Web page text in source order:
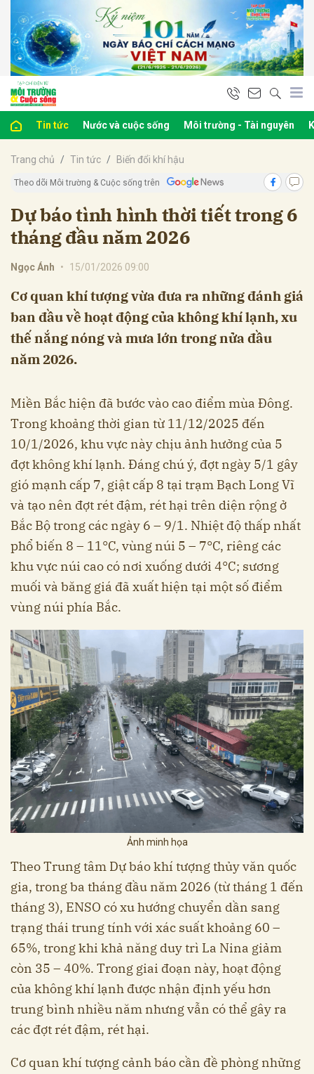
Tin tức Nước và cuộc sống Môi trường - Tài nguyên
Trang chủ Tin tức Biến đổi khí hậu
Theo dõi Môi trường & Cuộc sống trên
Dự báo tình hình thời tiết trong 6
tháng đầu năm 2026
Ngọc Ánh • 15/01/2026 09:00
Cơ quan khí tượng vừa đưa ra những đánh giá
ban đầu về hoạt động của không khí lạnh, xu
thế nắng nóng và mưa lớn trong nửa đầu
năm 2026.
Miền Bắc hiện đã bước vào cao điểm mùa Đông.
Trong khoảng thời gian từ 11/12/2025 đến
10/1/2026, khu vực này chịu ảnh hưởng của 5
đợt không khí lạnh. Đáng chú ý, đợt ngày 5/1 gây
gió mạnh cấp 7, giật cấp 8 tại trạm Bạch Long Vĩ
và tạo nên đợt rét đậm, rét hại trên diện rộng ở
Bắc Bộ trong các ngày 6 – 9/1. Nhiệt độ thấp nhất
phổ biến 8 – 11°C, vùng núi 5 – 7°C, riêng các
khu vực núi cao có nơi xuống dưới 4°C; sương
muối và băng giá đã xuất hiện tại một số điểm
vùng núi phía Bắc.
Ảnh minh họa
Theo Trung tâm Dự báo khí tượng thủy văn quốc
gia, trong ba tháng đầu năm 2026 (từ tháng 1 đến
tháng 3), ENSO có xu hướng chuyển dần sang
trạng thái trung tính với xác suất khoảng 60 –
65%, trong khi khả năng duy trì La Nina giảm
còn 35 – 40%. Trong giai đoạn này, hoạt động
của không khí lạnh được nhận định yếu hơn
trung bình nhiều năm nhưng vẫn có thể gây ra
các đợt rét đậm, rét hại.
Cơ quan khí tượng cảnh báo cần đề phòng những
luận